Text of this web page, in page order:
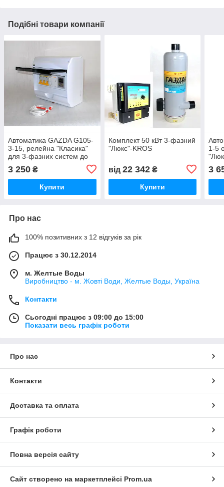
Подібні товари компанії
Автоматика GAZDA G105-
3-15, релейна "Класика"
для 3-фазних систем до
3 250 ₴
Купити
Комплект 50 кВт 3-фазний
"Люкс"-KROS
від 22 342₴
Купити
1-5
3
Про нас
100% позитивних з 12 відгуків за рік
Працює з 30.12.2014
м. Желтые Воды
Виробництво - м. Жовті Води, Желтые Воды, Україна
Контакти
Сьогодні працює з 09:00 до 15:00
Показати весь графік роботи
Про нас
Контакти
Доставка та оплата
Графік роботи
Повна версія сайту
Сайт створено на маркетплейсі Prom.ua